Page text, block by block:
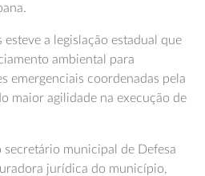
esteve a legislação estadual que
ambiental para
emergenciais coordenadas pela
maior agilidade na execução de
municipal de Defesa
jurídica do município,